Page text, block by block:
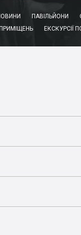
ПАВІЛЬЙОНИ
ЕКСКУРСІЇ